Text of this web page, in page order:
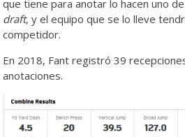
que tiene para anotar lo hacen uno
draft, y el equipo que se lo lleve
competidor.
En 2018, Fant registró 39
anotaciones.